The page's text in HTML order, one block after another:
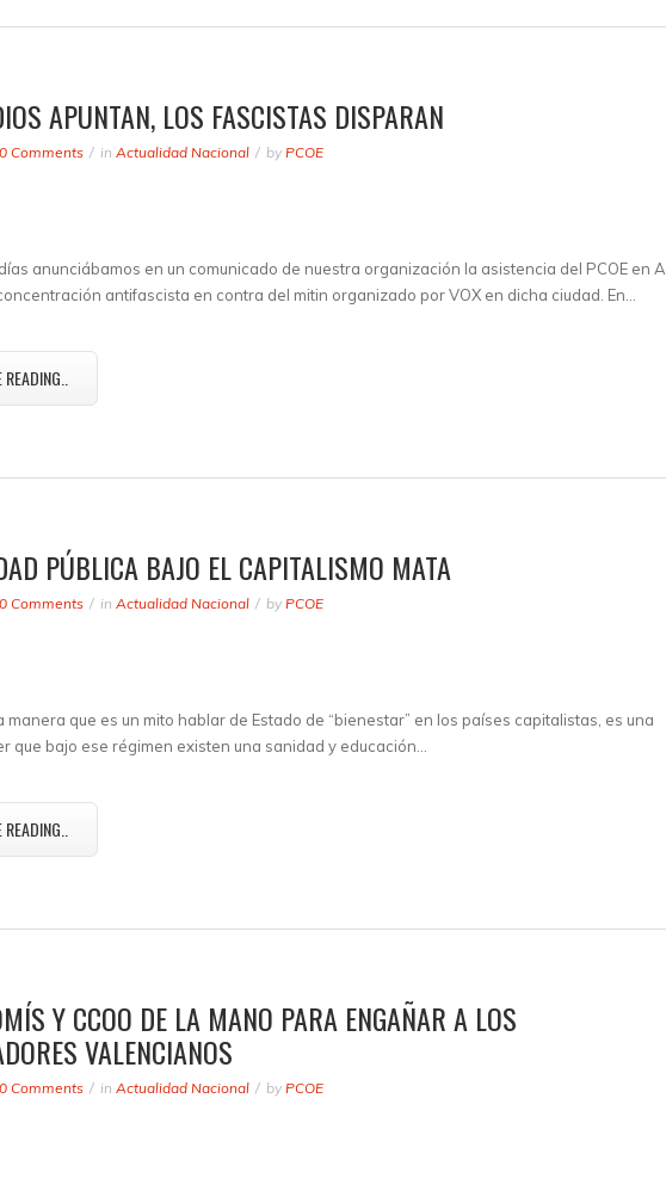
APUNTAN, LOS FASCISTAS DISPARAN
0 Comments in Actualidad Nacional by PCOE
anunciábamos en un comunicado de nuestra organización la asistencia del PCOE en A
antifascista en contra del mitin organizado por VOX en dicha ciudad. En…
PÚBLICA BAJO EL CAPITALISMO MATA
0 Comments in Actualidad Nacional by PCOE
manera que es un mito hablar de Estado de “bienestar” en los países capitalistas, es una
que bajo ese régimen existen una sanidad y educación…
Y CCOO DE LA MANO PARA ENGAÑAR A LOS
VALENCIANOS
0 Comments in Actualidad Nacional by PCOE